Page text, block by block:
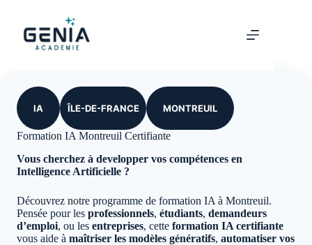
contenu
IA ÎLE-DE-FRANCE MONTREUIL
Formation IA Montreuil Certifiante
Vous cherchez à developper vos compétences en
Intelligence Artificielle ?
Découvrez notre programme de formation IA à Montreuil.
Pensée pour les professionnels, étudiants, demandeurs
d’emploi, ou les entreprises, cette formation IA certifiante
vous aide à maîtriser les modèles génératifs, automatiser vos